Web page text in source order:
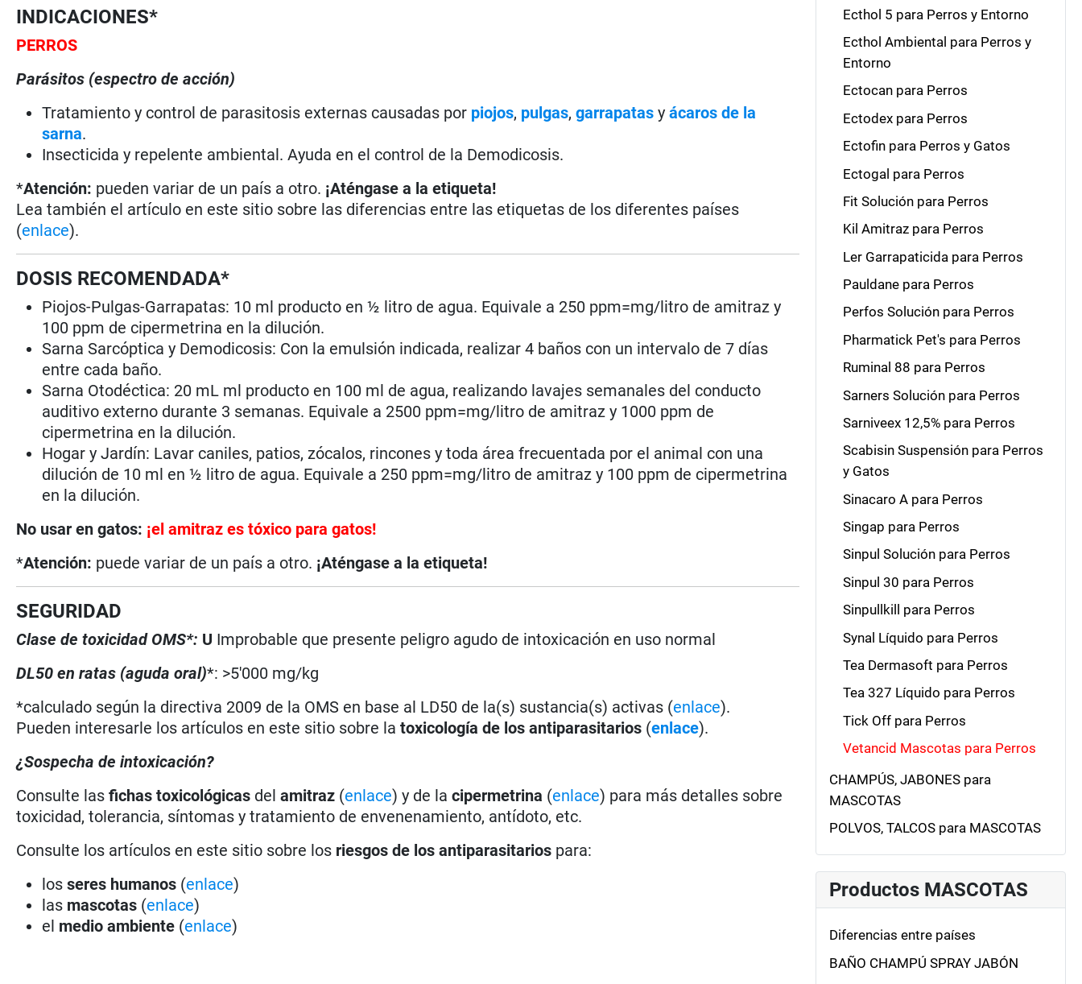
INDICACIONES*
PERROS
Parásitos (espectro de acción)
Tratamiento y control de parasitosis externas causadas por piojos, pulgas,garrapatas yácaros de la
sarna.
Insecticida y repelente ambiental. Ayuda en el control de la Demodicosis.
*Atención: pueden variar de un país a otro. ¡Aténgase a la etiqueta!
Lea también el artículo en este sitio sobre las diferencias entre las etiquetas de los diferentes países
(enlace).
DOSIS RECOMENDADA*
Piojos-Pulgas-Garrapatas: 10 ml producto en ½ litro de agua. Equivale a 250 ppm=mg/litro de amitraz y
100 ppm de cipermetrina en la dilución.
Sarna Sarcóptica y Demodicosis: Con la emulsión indicada, realizar 4 baños con un intervalo de 7 días
entre cada baño.
Sarna Otodéctica: 20 mL ml producto en 100 ml de agua, realizando lavajes semanales del conducto
auditivo externo durante 3 semanas. Equivale a 2500 ppm=mg/litro de amitraz y 1000 ppm de
cipermetrina en la dilución.
Hogar y Jardín: Lavar caniles, patios, zócalos, rincones y toda área frecuentada por el animal con una
dilución de 10 ml en ½ litro de agua. Equivale a 250 ppm=mg/litro de amitraz y 100 ppm de cipermetrina
en la dilución.
No usar en gatos: ¡el amitraz es tóxico para gatos!
*Atención: puede variar de un país a otro. ¡Aténgase a la etiqueta!
SEGURIDAD
Clase de toxicidad OMS*: U Improbable que presente peligro agudo de intoxicación en uso normal
DL50 en ratas (aguda oral)*: >5'000 mg/kg
*calculado según la directiva 2009 de la OMS en base al LD50 de la(s) sustancia(s) activas (enlace).
Pueden interesarle los artículos en este sitio sobre la toxicología de los antiparasitarios (enlace).
¿Sospecha de intoxicación?
Consulte lasfichas toxicológicas delamitraz (enlace) y de lacipermetrina (enlace) para más detalles sobre
toxicidad, tolerancia, síntomas y tratamiento de envenenamiento, antídoto, etc.
Consulte los artículos en este sitio sobre los riesgos de los antiparasitarios para:
losseres humanos (enlace)
las mascotas (enlace)
el medio ambiente (enlace)
Ecthol 5 para Perros y Entorno
Ecthol Ambiental para Perros y
Entorno
Ectocan para Perros
Ectodex para Perros
Ectofin para Perros y Gatos
Ectogal para Perros
Fit Solución para Perros
Kil Amitraz para Perros
Ler Garrapaticida para Perros
Pauldane para Perros
Perfos Solución para Perros
Pharmatick Pet's para Perros
Ruminal 88 para Perros
Sarners Solución para Perros
Sarniveex 12,5% para Perros
Scabisin Suspensión para Perros
y Gatos
Sinacaro A para Perros
Singap para Perros
Sinpul Solución para Perros
Sinpul 30 para Perros
Sinpullkill para Perros
Synal Líquido para Perros
Tea Dermasoft para Perros
Tea 327 Líquido para Perros
Tick Off para Perros
Vetancid Mascotas para Perros
CHAMPÚS, JABONES para
MASCOTAS
POLVOS, TALCOS para MASCOTAS
Productos MASCOTAS
Diferencias entre países
BAÑO CHAMPÚ SPRAY JABÓN